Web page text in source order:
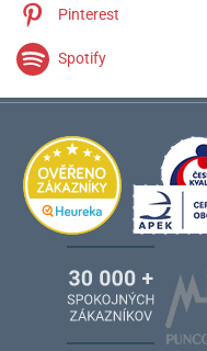
Pinterest
Spotify